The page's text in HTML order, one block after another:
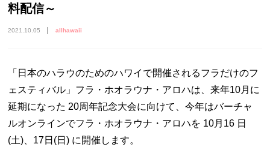
料配信～
2021.10.05 allhawaii
「日本のハラウのためのハワイで開催されるフラだけのフ
ェスティバル」フラ・ホオラウナ・アロハは、来年10月に
延期になった 20周年記念大会に向けて、今年はバーチャ
ルオンラインでフラ・ホオラウナ・アロハを 10月16 日
(土)、17日(日) に開催します。